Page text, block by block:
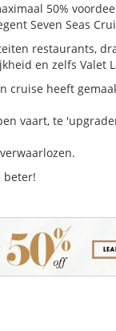
50%
Seven Seas
restaurants,
en zelfs Valet
cruise heeft
vaart, te
beter!